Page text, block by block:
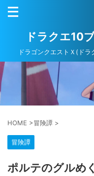
ドラクエ10
ドラゴンクエストＸ(ド
HOME >冒険譚 >
冒険譚
ポルテのグルめ